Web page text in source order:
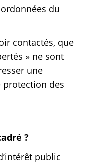
du
contactés, que
» ne sont
une
protection des
?
public